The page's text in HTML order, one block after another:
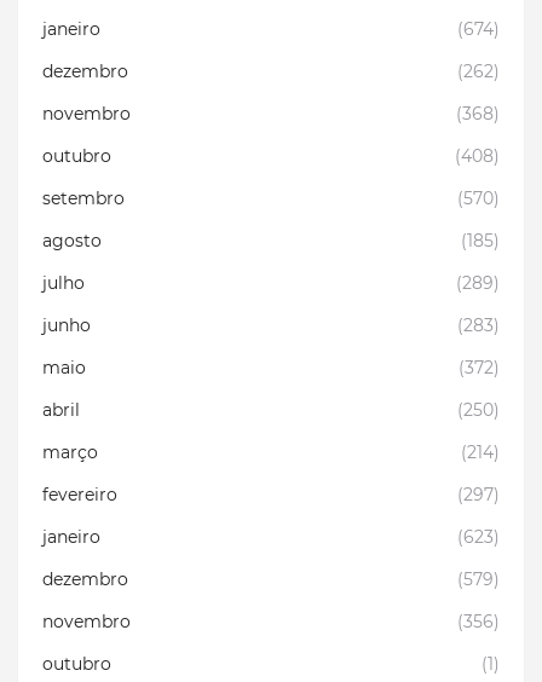
janeiro
(674)
dezembro
(262)
novembro
(368)
outubro
(408)
setembro
(570)
agosto
(185)
julho
(289)
junho
(283)
maio
(372)
abril
(250)
março
(214)
fevereiro
(297)
janeiro
(623)
dezembro
(579)
novembro
(356)
outubro
(1)